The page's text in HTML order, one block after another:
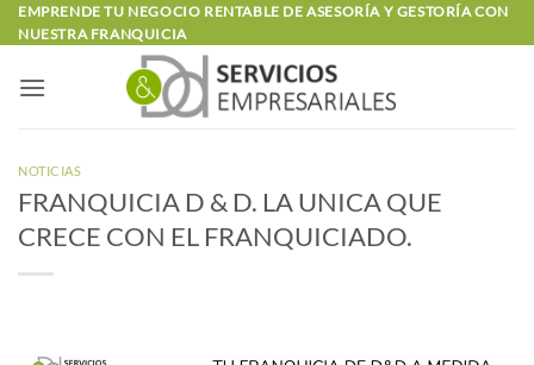
Saltar
al
EMPRENDE TU NEGOCIO RENTABLE DE ASESORÍA Y GESTORÍA CON
NUESTRA FRANQUICIA
NOTICIAS
FRANQUICIA D & D. LA UNICA QUE
CRECE CON EL FRANQUICIADO.